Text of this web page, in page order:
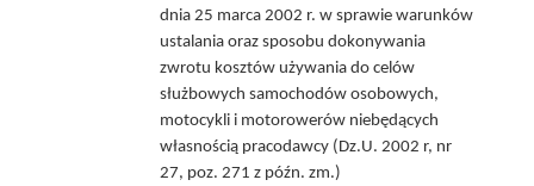
dnia 25 marca 2002 r. w sprawie warunków
ustalania oraz sposobu dokonywania
zwrotu kosztów używania do celów
służbowych samochodów osobowych,
motocykli i motorowerów niebędących
własnością pracodawcy (Dz.U. 2002 r, nr
27, poz. 271 z późn. zm.)